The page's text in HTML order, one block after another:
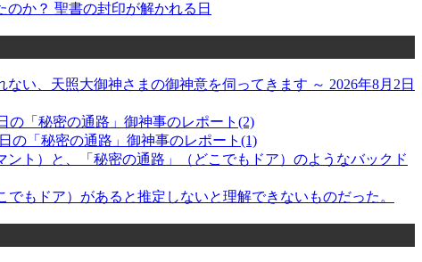
か？ 聖書の封印が解かれる日
い、天照大御神さまの御神意を伺ってきます ～ 2026年8月2日
の「秘密の通路」御神事のレポート(2)
の「秘密の通路」御神事のレポート(1)
ト）と、「秘密の通路」（どこでもドア）のようなバックド
もドア）があると推定しないと理解できないものだった。